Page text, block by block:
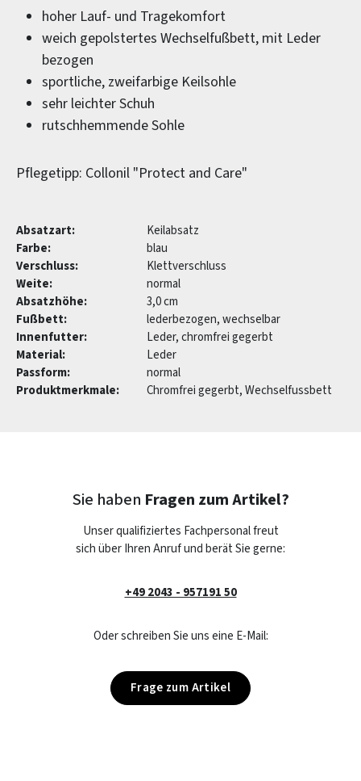
hoher Lauf- und Tragekomfort
weich gepolstertes Wechselfußbett, mit Leder
bezogen
sportliche, zweifarbige Keilsohle
sehr leichter Schuh
rutschhemmende Sohle
Pflegetipp: Collonil "Protect and Care"
Absatzart:
Keilabsatz
Farbe:
blau
Verschluss:
Klettverschluss
Weite:
normal
Absatzhöhe:
3,0 cm
Fußbett:
lederbezogen, wechselbar
Innenfutter:
Leder, chromfrei gegerbt
Material:
Leder
Passform:
normal
Produktmerkmale:
Chromfrei gegerbt, Wechselfussbett
Sie haben Fragen zum Artikel?
Unser qualifiziertes Fachpersonal freut
sich über Ihren Anruf und berät Sie gerne:
+49 2043 - 957191 50
Oder schreiben Sie uns eine E-Mail:
Frage zum Artikel